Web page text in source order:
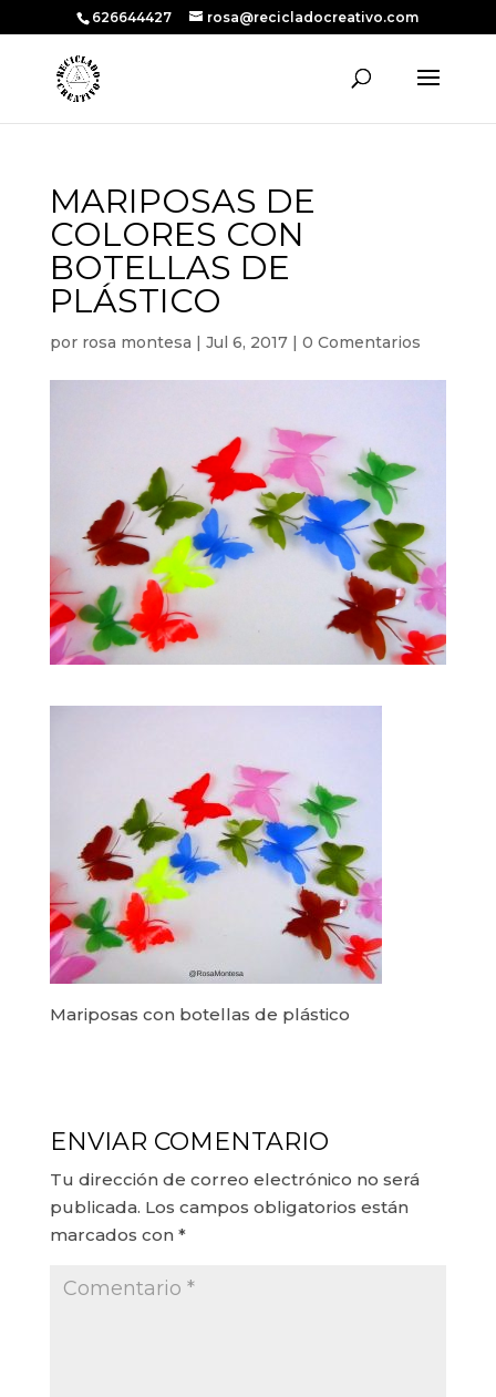
626644427 rosa@recicladocreativo.com
MARIPOSAS DE
COLORES CON
BOTELLAS DE
PLÁSTICO
por rosa montesa | Jul 6, 2017| 0 Comentarios
Mariposas con botellas de plástico
ENVIAR COMENTARIO
Tu dirección de correo electrónico no será
publicada. Los campos obligatorios están
marcados con *